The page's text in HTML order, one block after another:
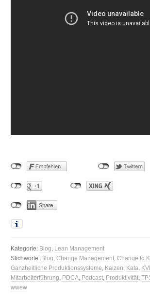
Kategorie: Blog Lean Management
Stichworte: Blog ,Change Management ,Change to
Ganzheitliche Produktionssysteme Kaizen Kata
Mitarbeiterführung PDCA Podcast Produktivität ,
wwew